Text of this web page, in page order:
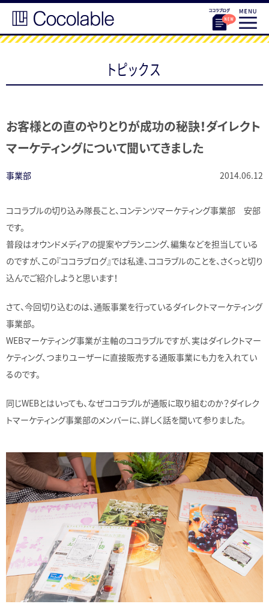
トピックス
お客様との直のやりとりが成功の秘訣！ダイレクト
マーケティングについて聞いてきました
事業部 2014.06.12
ココラブルの切り込み隊長こと、コンテンツマーケティング事業部 安部
です。
普段はオウンドメディアの提案やプランニング、編集などを担当している
のですが、この『ココラブログ』では私達、ココラブルのことを、さくっと切り
込んでご紹介しようと思います！
さて、今回切り込むのは、通販事業を行っているダイレクトマーケティング
事業部。
WEBマーケティング事業が主軸のココラブルですが、実はダイレクトマー
ケティング、つまりユーザーに直接販売する通販事業にも力を入れてい
るのです。
同じWEBとはいっても、なぜココラブルが通販に取り組むのか？ダイレク
トマーケティング事業部のメンバーに、詳しく話を聞いて参りました。